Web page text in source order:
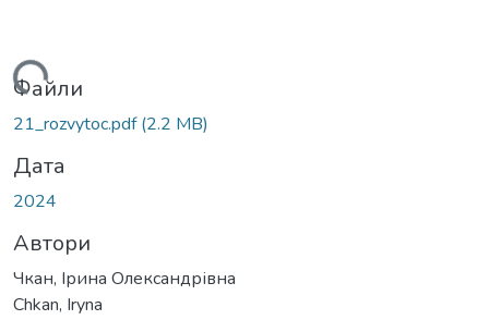
Файли
21_rozvytoc.pdf(2.2 MB)
Дата
2024
Автори
Чкан, Ірина Олександрівна
Chkan, Iryna